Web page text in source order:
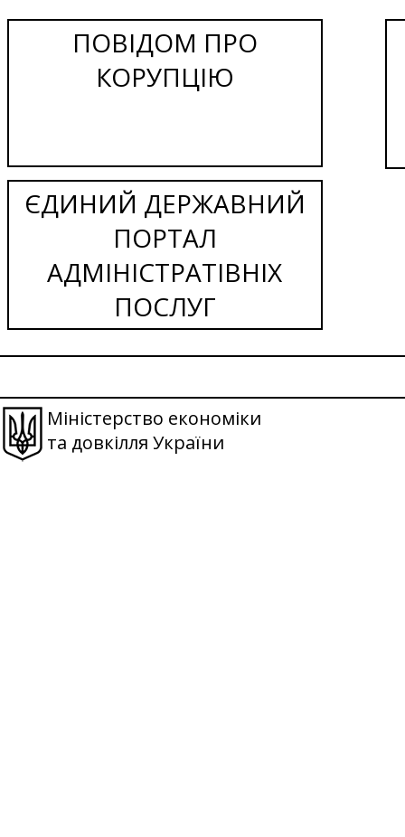
ПОВІДОМ ПРО
КОРУПЦІЮ
ЄДИНИЙ ДЕРЖАВНИЙ
ПОРТАЛ
АДМІНІСТРАТІВНІХ
ПОСЛУГ
Міністерство економіки
та довкілля України